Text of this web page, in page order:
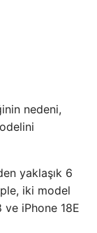
nedeni,
yaklaşık 6
iki model
ve iPhone 18E